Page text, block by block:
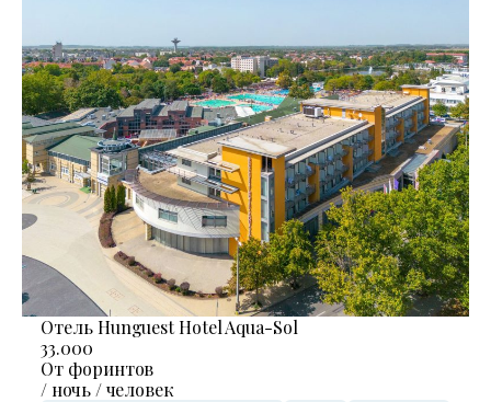
Отель Hunguest Hotel Aqua-Sol
33.000
От форинтов
/ ночь / человек